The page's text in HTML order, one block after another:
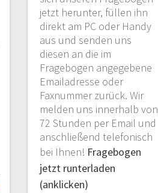
jetzt herunter, füllen ihn
direkt am PC oder Handy
aus und senden uns
diesen an die im
Fragebogen angegebene
Emailadresse oder
Faxnummer zurück. Wir
melden uns innerhalb von
72 Stunden per Email und
anschließend telefonisch
bei Ihnen! Fragebogen
jetzt runterladen
(anklicken)